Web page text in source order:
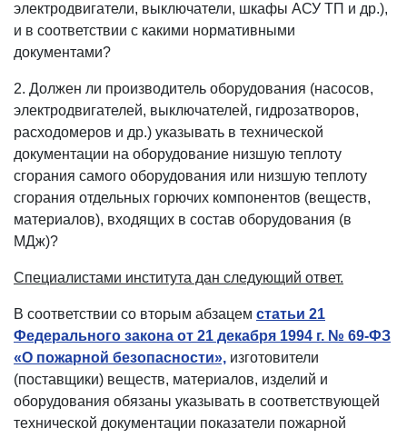
электродвигатели, выключатели, шкафы АСУ ТП и др.),
и в соответствии с какими нормативными
документами?
2. Должен ли производитель оборудования (насосов,
электродвигателей, выключателей, гидрозатворов,
расходомеров и др.) указывать в технической
документации на оборудование низшую теплоту
сгорания самого оборудования или низшую теплоту
сгорания отдельных горючих компонентов (веществ,
материалов), входящих в состав оборудования (в
МДж)?
Специалистами института дан следующий ответ.
В соответствии со вторым абзацем статьи 21
Федерального закона от 21 декабря 1994 г. № 69-ФЗ
«О пожарной безопасности», изготовители
(поставщики) веществ, материалов, изделий и
оборудования обязаны указывать в соответствующей
технической документации показатели пожарной